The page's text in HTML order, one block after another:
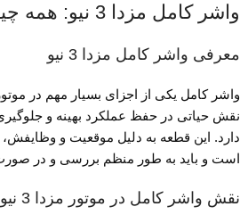
واشر کامل مزدا 3 نیو: همه چیزهایی که باید بدانید
معرفی واشر کامل مزدا 3 نیو
نقش حیاتی در حفظ عملکرد بهینه و
دارد. این قطعه به دلیل موقعیت و وظایفش،
است و باید به طور منظم بررسی و در
نقش واشر کامل در موتور مزدا 3 نیو